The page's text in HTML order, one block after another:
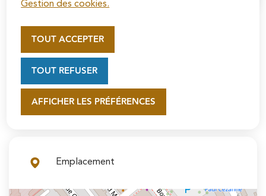
Gestion des cookies.
AFFICHER LES PRÉFÉRENCES
TOUT ACCEPTER
TOUT REFUSER
Soutenez la rénovation de la cathédrale Saint-
Maclou en vous connectant sur le site de la
Fondation du patrimoine.
En savoir plus
Contribuer à l'animation du quartier des Cordeliers,
favoriser, au travers d'activités culturelles et de loisirs,
maintenir un espace d'accueil et de service de proximité.
Emplacement